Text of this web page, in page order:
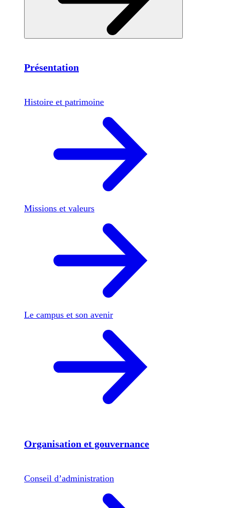
Présentation
Histoire et patrimoine
Missions et valeurs
Le campus et son avenir
Organisation et gouvernance
Conseil d’administration